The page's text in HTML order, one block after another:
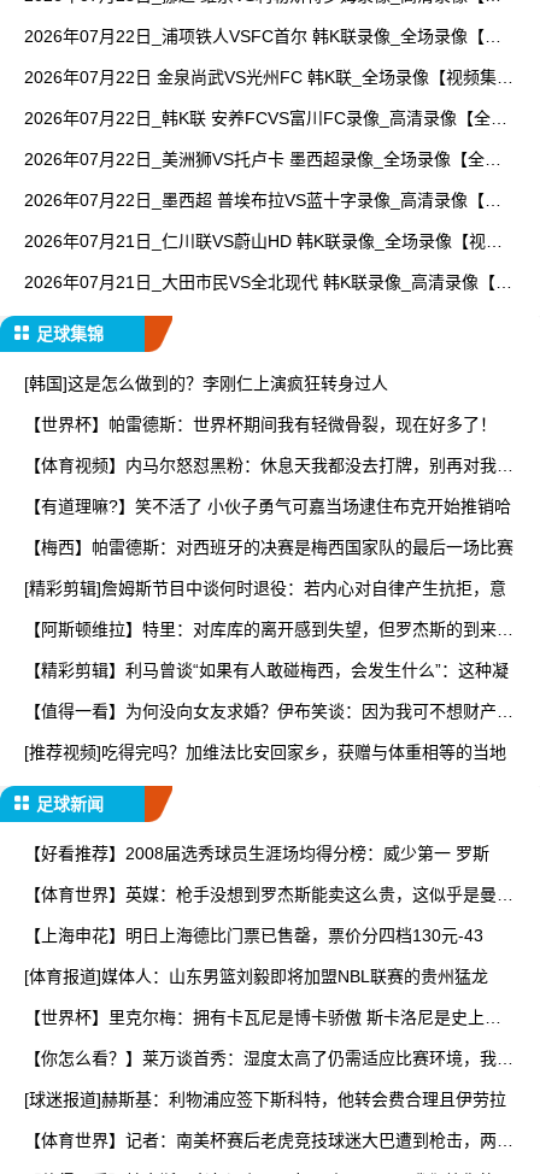
2026年07月22日_浦项铁人VSFC首尔 韩K联录像_全场录像【高
2026年07月22日 金泉尚武VS光州FC 韩K联_全场录像【视频集
2026年07月22日_韩K联 安养FCVS富川FC录像_高清录像【全场
2026年07月22日_美洲狮VS托卢卡 墨西超录像_全场录像【全场
2026年07月22日_墨西超 普埃布拉VS蓝十字录像_高清录像【全
2026年07月21日_仁川联VS蔚山HD 韩K联录像_全场录像【视频
2026年07月21日_大田市民VS全北现代 韩K联录像_高清录像【全
足球集锦
[韩国]这是怎么做到的？李刚仁上演疯狂转身过人
【世界杯】帕雷德斯：世界杯期间我有轻微骨裂，现在好多了！
【体育视频】内马尔怒怼黑粉：休息天我都没去打牌，别再对我指
【有道理嘛?】笑不活了 小伙子勇气可嘉当场逮住布克开始推销哈
【梅西】帕雷德斯：对西班牙的决赛是梅西国家队的最后一场比赛
[精彩剪辑]詹姆斯节目中谈何时退役：若内心对自律产生抗拒，意
【阿斯顿维拉】特里：对库库的离开感到失望，但罗杰斯的到来又
【精彩剪辑】利马曾谈“如果有人敢碰梅西，会发生什么”：这种凝
【值得一看】为何没向女友求婚？伊布笑谈：因为我可不想财产被
[推荐视频]吃得完吗？加维法比安回家乡，获赠与体重相等的当地
足球新闻
【好看推荐】2008届选秀球员生涯场均得分榜：威少第一 罗斯
【体育世界】英媒：枪手没想到罗杰斯能卖这么贵，这似乎是曼城
【上海申花】明日上海德比门票已售罄，票价分四档130元-43
[体育报道]媒体人：山东男篮刘毅即将加盟NBL联赛的贵州猛龙
【世界杯】里克尔梅：拥有卡瓦尼是博卡骄傲 斯卡洛尼是史上最
【你怎么看？】莱万谈首秀：湿度太高了仍需适应比赛环境，我还
[球迷报道]赫斯基：利物浦应签下斯科特，他转会费合理且伊劳拉
【体育世界】记者：南美杯赛后老虎竞技球迷大巴遭到枪击，两人